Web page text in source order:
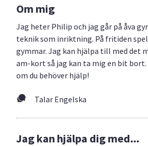
Om mig
Jag heter Philip och jag går på åva
teknik som inriktning. På fritiden
gymmar. Jag kan hjälpa till med det
am-kort så jag kan ta mig en bit bort.
om du behöver hjälp!
Talar Engelska
Jag kan hjälpa dig med...